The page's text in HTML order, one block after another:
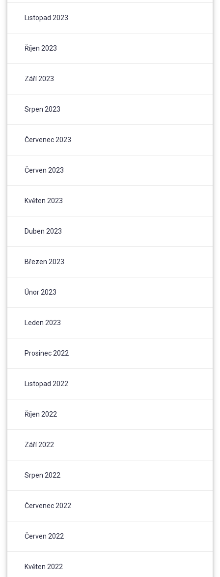
Listopad 2023
Říjen 2023
Září 2023
Srpen 2023
Červenec 2023
Červen 2023
Květen 2023
Duben 2023
Březen 2023
Únor 2023
Leden 2023
Prosinec 2022
Listopad 2022
Říjen 2022
Září 2022
Srpen 2022
Červenec 2022
Červen 2022
Květen 2022